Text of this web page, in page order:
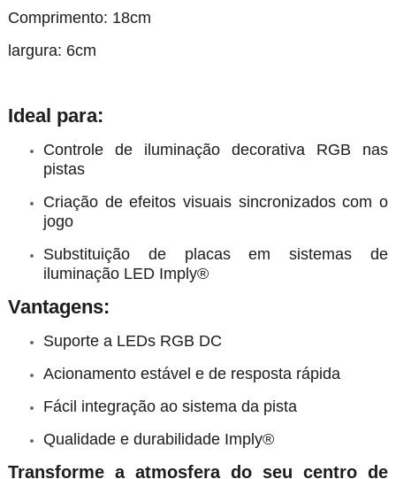
Comprimento: 18cm
largura: 6cm
Ideal para:
Controle de iluminação decorativa RGB nas
pistas
Criação de efeitos visuais sincronizados com o
jogo
Substituição de placas em sistemas de
iluminação LED Imply®
Vantagens:
Suporte a LEDs RGB DC
Acionamento estável e de resposta rápida
Fácil integração ao sistema da pista
Qualidade e durabilidade Imply®
Transforme a atmosfera do seu centro de